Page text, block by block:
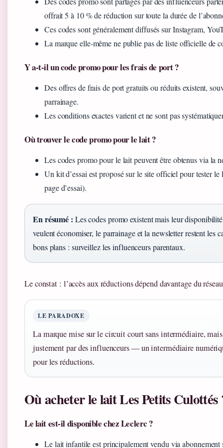
offrait 5 à 10 % de réduction sur toute la durée de
Ces codes sont généralement diffusés sur Instagram,
La marque elle-même ne publie pas de liste officielle de
Y a-t-il un code promo pour les frais de port ?
Des offres de frais de port gratuits ou réduits existent,
parrainage.
Les conditions exactes varient et ne sont pas
Où trouver le code promo pour le lait ?
Les codes promo pour le lait peuvent être obtenus via la
Un kit d’essai est proposé sur le site officiel pour tester
page d’essai).
En résumé : Les codes promo existent mais leur
veulent économiser, le parrainage et la newsletter restent les
bons plans : surveillez les influenceurs parentaux.
Le constat : l’accès aux réductions dépend davantage du
LE PARADOXE
La marque mise sur le circuit court sans intermédiaire,
justement par des influenceurs — un intermédiaire
pour les réductions.
Où acheter le lait Les Petits Culottés
Le lait est-il disponible chez Leclerc ?
Le lait infantile est principalement vendu via